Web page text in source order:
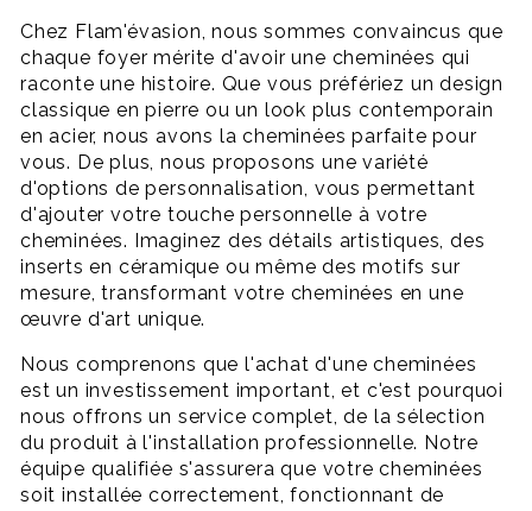
Chez Flam'évasion, nous sommes convaincus que
chaque foyer mérite d'avoir une cheminées qui
raconte une histoire. Que vous préfériez un design
classique en pierre ou un look plus contemporain
en acier, nous avons la cheminées parfaite pour
vous. De plus, nous proposons une variété
d'options de personnalisation, vous permettant
d'ajouter votre touche personnelle à votre
cheminées. Imaginez des détails artistiques, des
inserts en céramique ou même des motifs sur
mesure, transformant votre cheminées en une
œuvre d'art unique.
Nous comprenons que l'achat d'une cheminées
est un investissement important, et c'est pourquoi
nous offrons un service complet, de la sélection
du produit à l'installation professionnelle. Notre
équipe qualifiée s'assurera que votre cheminées
soit installée correctement, fonctionnant de